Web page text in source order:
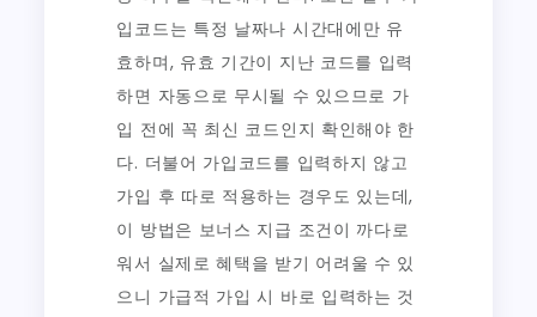
입코드는 특정 날짜나 시간대에만 유
효하며, 유효 기간이 지난 코드를 입력
하면 자동으로 무시될 수 있으므로 가
입 전에 꼭 최신 코드인지 확인해야 한
다. 더불어 가입코드를 입력하지 않고
가입 후 따로 적용하는 경우도 있는데,
이 방법은 보너스 지급 조건이 까다로
워서 실제로 혜택을 받기 어려울 수 있
으니 가급적 가입 시 바로 입력하는 것